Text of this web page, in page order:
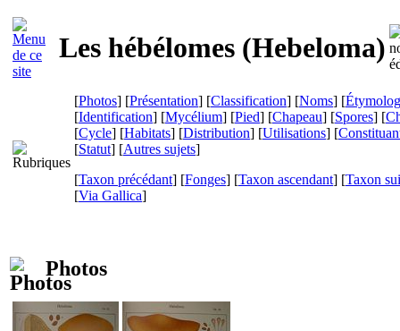
Les hébélomes (Hebeloma)
[Photos] [Présentation] [Classification] [Noms] [
[Identification] [Mycélium] [Pied] [Chapeau] [Spores] [
[Cycle] [Habitats] [Distribution] [Utilisations] [
[Statut] [Autres sujets]
[Taxon précédant] [Fonges] [Taxon ascendant] [Taxon
[Via Gallica]
Photos